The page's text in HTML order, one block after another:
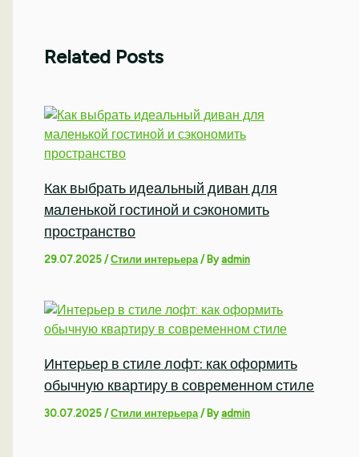
Related Posts
Как выбрать идеальный диван для
маленькой гостиной и сэкономить
пространство
29.07.2025/Стили интерьера/ Byadmin
Интерьер в стиле лофт: как оформить
обычную квартиру в современном стиле
30.07.2025/Стили интерьера / Byadmin